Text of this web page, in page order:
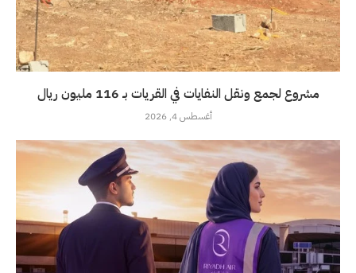
مشروع لجمع ونقل النفايات في القريات بـ 116 مليون ريال
أغسطس 4, 2026